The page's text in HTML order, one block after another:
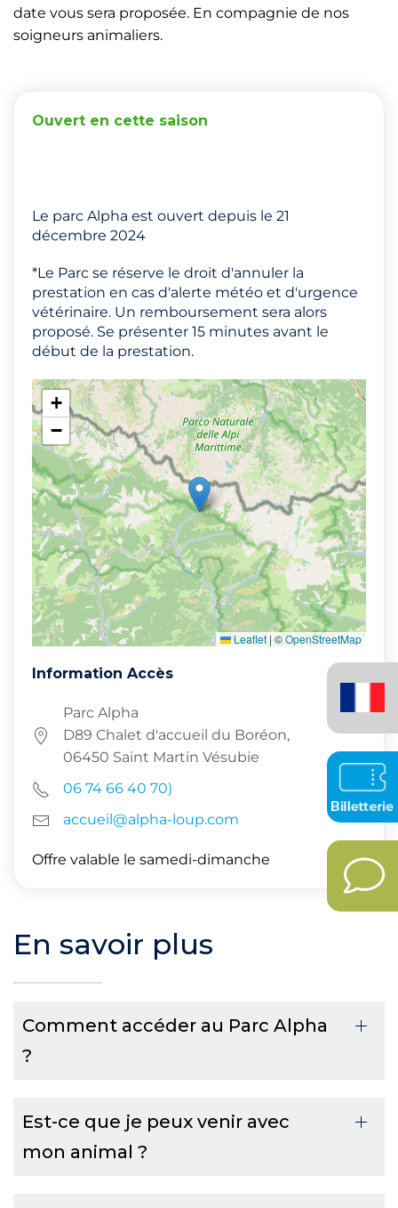
date vous sera proposée. En compagnie de nos
soigneurs animaliers.
Ouvert en cette saison
Le parc Alpha est ouvert depuis le 21
décembre 2024
*Le Parc se réserve le droit d'annuler la
prestation en cas d'alerte météo et d'urgence
vétérinaire. Un remboursement sera alors
proposé. Se présenter 15 minutes avant le
début de la prestation.
+
−
Leaflet | ©OpenStreetMap
Information Accès
Parc Alpha
D89 Chalet d'accueil du Boréon,
06450 Saint Martin Vésubie
06 74 66 40 70)
accueil@alpha-loup.com
Offre valable le samedi-dimanche
En savoir plus
Comment accéder au Parc Alpha
?
Est-ce que je peux venir avec
mon animal ?